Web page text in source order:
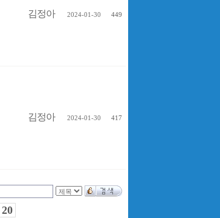
김정아 2024-01-30 449
김정아 2024-01-30 417
20